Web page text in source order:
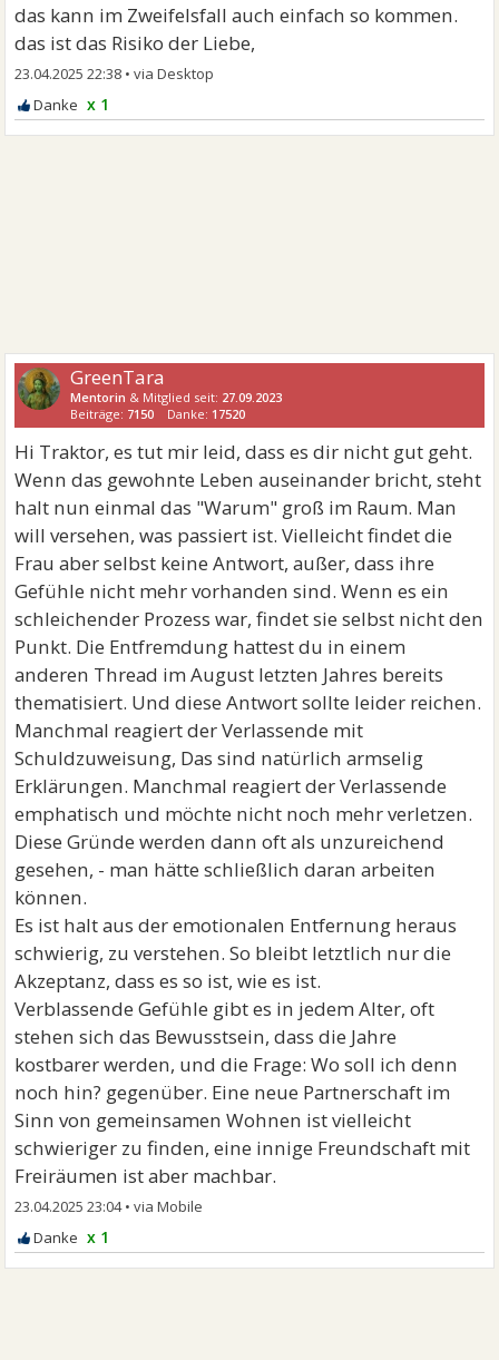
das kann im Zweifelsfall auch einfach so kommen.
das ist das Risiko der Liebe,
23.04.2025 22:38 •
x 1
GreenTara
Mentorin & Mitglied seit: 27.09.2023
Beiträge: 7150 Danke: 17520
Hi Traktor, es tut mir leid, dass es dir nicht gut geht.
Wenn das gewohnte Leben auseinander bricht, steht
halt nun einmal das "Warum" groß im Raum. Man
will versehen, was passiert ist. Vielleicht findet die
Frau aber selbst keine Antwort, außer, dass ihre
Gefühle nicht mehr vorhanden sind. Wenn es ein
schleichender Prozess war, findet sie selbst nicht den
Punkt. Die Entfremdung hattest du in einem
anderen Thread im August letzten Jahres bereits
thematisiert. Und diese Antwort sollte leider reichen.
Manchmal reagiert der Verlassende mit
Schuldzuweisung, Das sind natürlich armselig
Erklärungen. Manchmal reagiert der Verlassende
emphatisch und möchte nicht noch mehr verletzen.
Diese Gründe werden dann oft als unzureichend
gesehen, - man hätte schließlich daran arbeiten
können.
Es ist halt aus der emotionalen Entfernung heraus
schwierig, zu verstehen. So bleibt letztlich nur die
Akzeptanz, dass es so ist, wie es ist.
Verblassende Gefühle gibt es in jedem Alter, oft
stehen sich das Bewusstsein, dass die Jahre
kostbarer werden, und die Frage: Wo soll ich denn
noch hin? gegenüber. Eine neue Partnerschaft im
Sinn von gemeinsamen Wohnen ist vielleicht
schwieriger zu finden, eine innige Freundschaft mit
Freiräumen ist aber machbar.
23.04.2025 23:04•
x 1